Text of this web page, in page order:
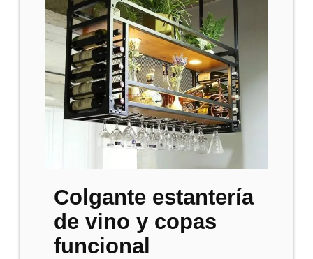
Colgante estantería
de vino y copas
funcional